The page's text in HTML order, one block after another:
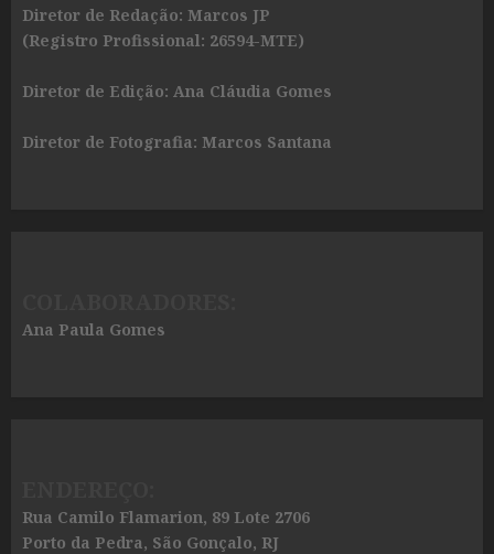
Diretor de Redação: Marcos JP
(Registro Profissional: 26594-MTE)
Diretor de Edição: Ana Cláudia Gomes
Diretor de Fotografia: Marcos Santana
Ana Paula Gomes
Rua Camilo Flamarion, 89 Lote 2706
Porto da Pedra, São Gonçalo, RJ